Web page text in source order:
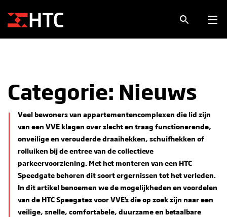
Categorie: Nieuws
Veel bewoners van appartementencomplexen die lid zijn
van een VVE klagen over slecht en traag functionerende,
onveilige en verouderde draaihekken, schuifhekken of
rolluiken bij de entree van de collectieve
parkeervoorziening. Met het monteren van een HTC
Speedgate behoren dit soort ergernissen tot het verleden.
In dit artikel benoemen we de mogelijkheden en voordelen
van de HTC Speegates voor VVE’s die op zoek zijn naar een
veilige, snelle, comfortabele, duurzame en betaalbare